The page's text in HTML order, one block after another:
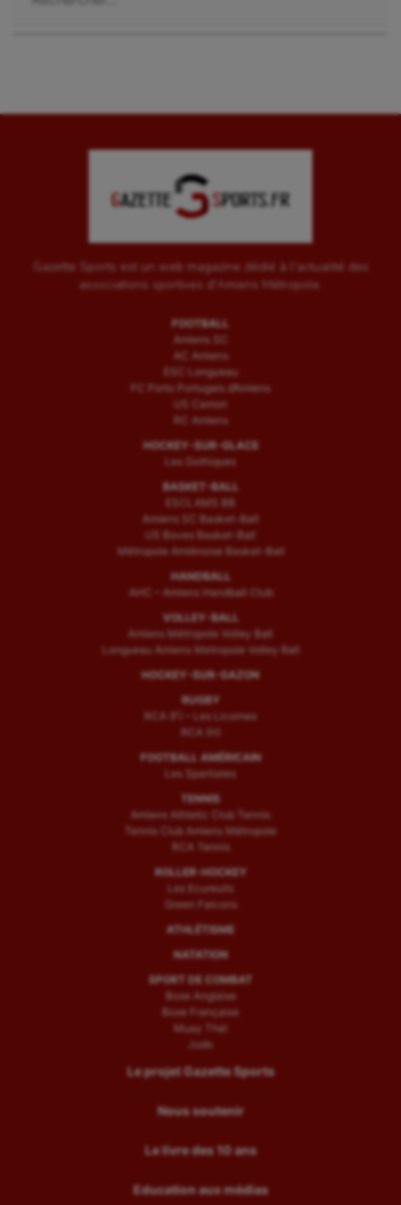
Sport santé
Sport-entreprise
Sport-santé
Tir à l'arc
Ultimate frisbee
Wakeboard
Water-polo
Gazette Sports est un web magazine dédié à l'actualité des
associations sportives d'Amiens Métropole.
FOOTBALL
Amiens SC
AC Amiens
ESC Longueau
FC Porto Portugais d’Amiens
US Camon
RC Amiens
HOCKEY-SUR-GLACE
Les Gothiques
BASKET-BALL
ESCLAMS BB
Amiens SC Basket-Ball
US Boves Basket-Ball
Métropole Amiénoise Basket-Ball
HANDBALL
AHC – Amiens Handball Club
VOLLEY-BALL
Amiens Métropole Volley Ball
Longueau Amiens Metropole Volley Ball
HOCKEY-SUR-GAZON
RUGBY
RCA (F) – Les Licornes
RCA (H)
FOOTBALL AMÉRICAIN
Les Spartiates
TENNIS
Amiens Athletic Club Tennis
Tennis Club Amiens Métropole
RCA Tennis
ROLLER-HOCKEY
Les Ecureuils
Green Falcons
ATHLÉTISME
NATATION
SPORT DE COMBAT
Boxe Anglaise
Boxe Française
Muay Thaï
Judo
Le projet Gazette Sports
Nous soutenir
Le livre des 10 ans
Education aux médias